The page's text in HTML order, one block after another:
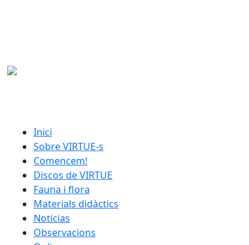
catalan menu
Inici
Sobre VIRTUE-s
Comencem!
Discos de VIRTUE
Fauna i flora
Materials didàctics
Noticias
Observacions